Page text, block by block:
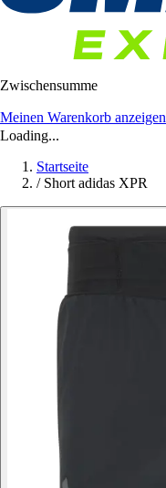
Zwischensumme
Meinen Warenkorb anzeigen
Loading...
Startseite
/ Short adidas XPR